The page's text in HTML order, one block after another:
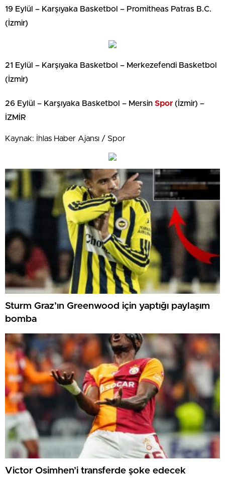
19 Eylül – Karşıyaka Basketbol – Promitheas Patras B.C.
(İzmir)
21 Eylül – Karşıyaka Basketbol – Merkezefendi Basketbol
(İzmir)
26 Eylül – Karşıyaka Basketbol – Mersin Spor (İzmir) –
İZMİR
Kaynak: İhlas Haber Ajansı / Spor
Sturm Graz’ın Greenwood için yaptığı paylaşım
bomba
Victor Osimhen’i transferde şoke edecek